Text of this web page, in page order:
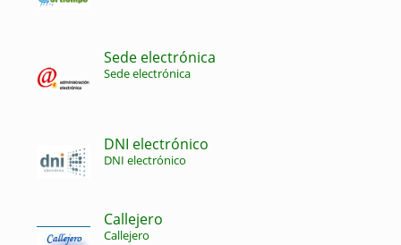
Sede electrónica
Sede electrónica
DNI electrónico
DNI electrónico
Callejero
Callejero